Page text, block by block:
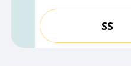
SS